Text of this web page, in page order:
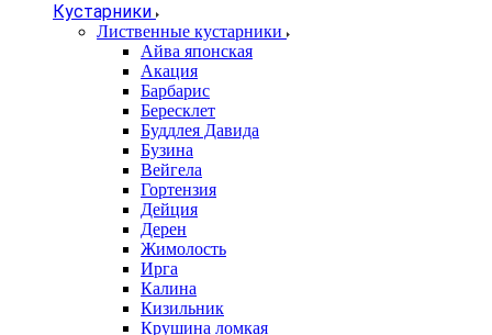
Кустарники
Лиственные кустарники
Айва японская
Акация
Барбарис
Бересклет
Буддлея Давида
Бузина
Вейгела
Гортензия
Дейция
Дерен
Жимолость
Ирга
Калина
Кизильник
Крушина ломкая